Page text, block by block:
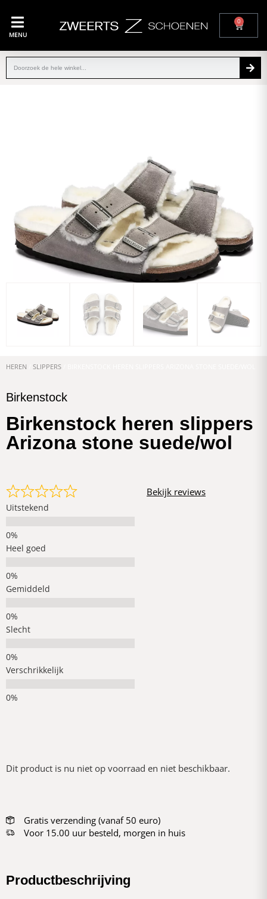
MENU
0
HEREN SLIPPERS
Birkenstock
Birkenstock heren slippers
Arizona stone suede/wol
Uitstekend
Heel goed
Gemiddeld
Slecht
Verschrikkelijk
Bekijk reviews
Dit product is nu niet op voorraad en niet beschikbaar.
Gratis verzending (vanaf 50 euro)
Voor 15.00 uur besteld, morgen in huis
Productbeschrijving